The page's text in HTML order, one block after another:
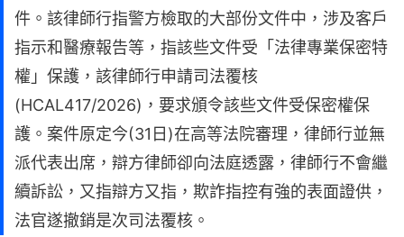
件。該律師行指警方檢取的大部份文件中，涉及客戶
指示和醫療報告等，指該些文件受「法律專業保密特
權」保護，該律師行申請司法覆核
(HCAL417/2026)，要求頒令該些文件受保密權保
護。案件原定今(31日)在高等法院審理，律師行並無
派代表出席，辯方律師卻向法庭透露，律師行不會繼
續訴訟，又指辯方又指，欺詐指控有強的表面證供，
法官遂撤銷是次司法覆核。